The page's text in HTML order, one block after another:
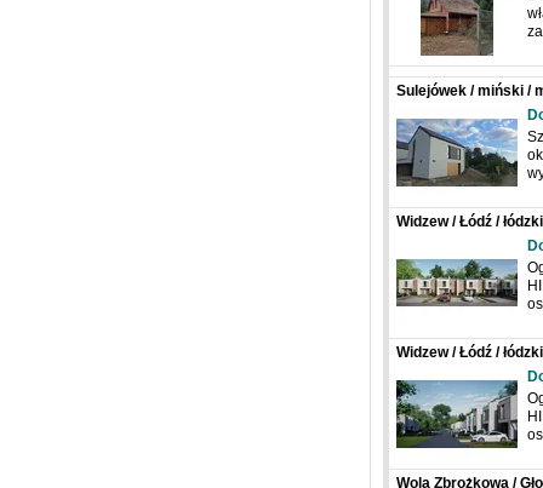
Sulejówek / miński /
Widzew / Łódź /
Widzew / Łódź /
Wola Zbrożkowa /